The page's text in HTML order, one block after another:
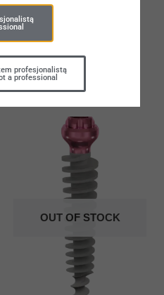
OUT OF STOCK
profesjonalistą
a professional